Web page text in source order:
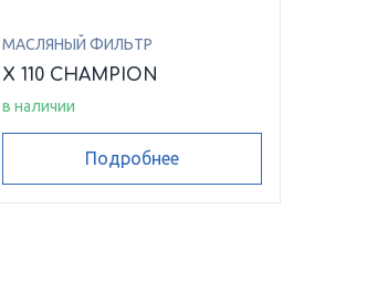
МАСЛЯНЫЙ ФИЛЬТР
X 110 CHAMPION
в наличии
Подробнее